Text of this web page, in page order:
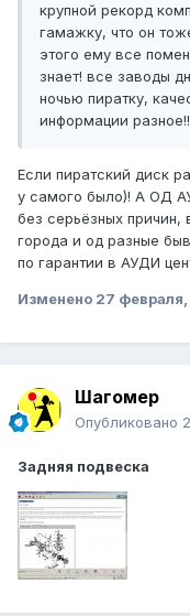
крупной рекорд
гамажку, что он
этого ему все
знает! все заводы
ночью пиратку,
информации
Если пиратский диск
у самого было)! А ОД
без серьёзных причин,
города и од разные
по гарантии в АУДИ
Изменено 27
Шагомер
Опубликовано
Задняя подвеска